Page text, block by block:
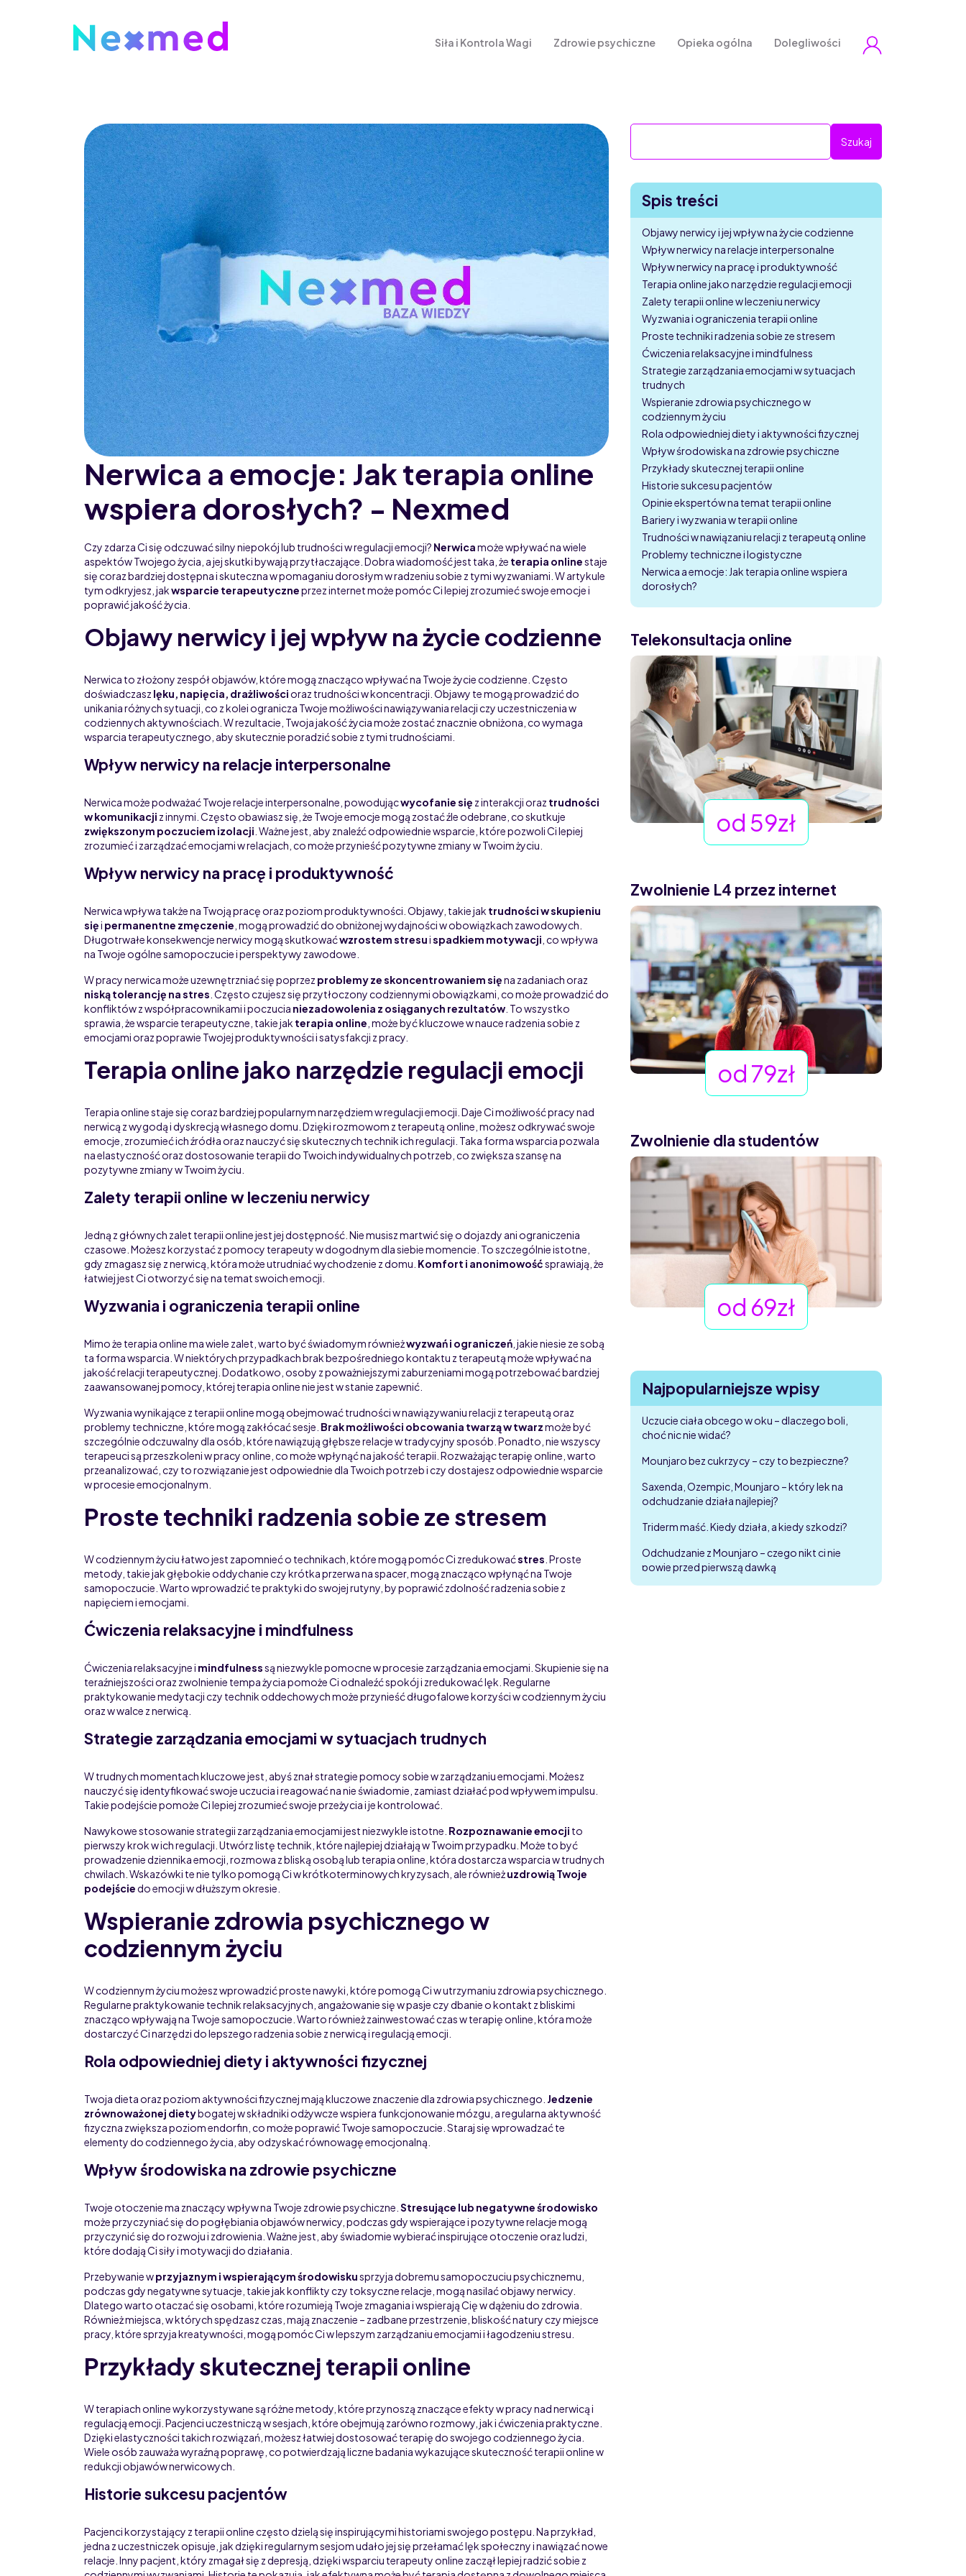
Siła i Kontrola Wagi Zdrowie psychiczne Opieka ogólna Dolegliwości
Nerwica a emocje: Jak terapia online
wspiera dorosłych? - Nexmed
Czy zdarza Ci się odczuwać silny niepokój lub trudności w regulacji emocji? Nerwicamoże wpływać na wiele
aspektów Twojego życia, a jej skutki bywają przytłaczające. Dobra wiadomość jest taka, że terapia onlinestaje
się coraz bardziej dostępna i skuteczna w pomaganiu dorosłym w radzeniu sobie z tymi wyzwaniami. W artykule
tym odkryjesz, jakwsparcie terapeutyczneprzez internet może pomóc Ci lepiej zrozumieć swoje emocje i
poprawić jakość życia.
Objawy nerwicy i jej wpływ na życie codzienne
Nerwica to złożony zespół objawów, które mogą znacząco wpływać na Twoje życie codzienne. Często
doświadczasz lęku, napięcia, drażliwościoraz trudności w koncentracji. Objawy te mogą prowadzić do
unikania różnych sytuacji, co z kolei ogranicza Twoje możliwości nawiązywania relacji czy uczestniczenia w
codziennych aktywnościach. W rezultacie, Twoja jakość życia może zostać znacznie obniżona, co wymaga
wsparcia terapeutycznego, aby skutecznie poradzić sobie z tymi trudnościami.
Wpływ nerwicy na relacje interpersonalne
Nerwica może podważać Twoje relacje interpersonalne, powodującwycofanie się z interakcji oraz trudności
w komunikacji z innymi. Często obawiasz się, że Twoje emocje mogą zostać źle odebrane, co skutkuje
zwiększonym poczuciem izolacji . Ważne jest, aby znaleźć odpowiednie wsparcie, które pozwoli Ci lepiej
zrozumieć i zarządzać emocjami w relacjach, co może przynieść pozytywne zmiany w Twoim życiu.
Wpływ nerwicy na pracę i produktywność
Nerwica wpływa także na Twoją pracę oraz poziom produktywności. Objawy, takie jak trudności w skupieniu
sięi permanentne zmęczenie , mogą prowadzić do obniżonej wydajności w obowiązkach zawodowych.
Długotrwałe konsekwencje nerwicy mogą skutkowaćwzrostem stresuispadkiem motywacji , co wpływa
na Twoje ogólne samopoczucie i perspektywy zawodowe.
W pracy nerwica może uzewnętrzniać się poprzez problemy ze skoncentrowaniem sięna zadaniach oraz
niską tolerancję na stres . Często czujesz się przytłoczony codziennymi obowiązkami, co może prowadzić do
konfliktów z współpracownikami i poczucia niezadowolenia z osiąganych rezultatów . To wszystko
sprawia, że wsparcie terapeutyczne, takie jak terapia online , może być kluczowe w nauce radzenia sobie z
emocjami oraz poprawie Twojej produktywności i satysfakcji z pracy.
Terapia online jako narzędzie regulacji emocji
Terapia online staje się coraz bardziej popularnym narzędziem w regulacji emocji. Daje Ci możliwość pracy nad
nerwicą z wygodą i dyskrecją własnego domu. Dzięki rozmowom z terapeutą online, możesz odkrywać swoje
emocje, zrozumieć ich źródła oraz nauczyć się skutecznych technik ich regulacji. Taka forma wsparcia pozwala
na elastyczność oraz dostosowanie terapii do Twoich indywidualnych potrzeb, co zwiększa szansę na
pozytywne zmiany w Twoim życiu.
Zalety terapii online w leczeniu nerwicy
Jedną z głównych zalet terapii online jest jej dostępność. Nie musisz martwić się o dojazdy ani ograniczenia
czasowe. Możesz korzystać z pomocy terapeuty w dogodnym dla siebie momencie. To szczególnie istotne,
gdy zmagasz się z nerwicą, która może utrudniać wychodzenie z domu. Komfort i anonimowośćsprawiają, że
łatwiej jest Ci otworzyć się na temat swoich emocji.
Wyzwania i ograniczenia terapii online
Mimo że terapia online ma wiele zalet, warto być świadomym równieżwyzwań i ograniczeń , jakie niesie ze sobą
ta forma wsparcia. W niektórych przypadkach brak bezpośredniego kontaktu z terapeutą może wpływać na
jakość relacji terapeutycznej. Dodatkowo, osoby z poważniejszymi zaburzeniami mogą potrzebować bardziej
zaawansowanej pomocy, której terapia online nie jest w stanie zapewnić.
Wyzwania wynikające z terapii online mogą obejmować trudności w nawiązywaniu relacji z terapeutą oraz
problemy techniczne, które mogą zakłócać sesje. Brak możliwości obcowania twarzą w twarzmoże być
szczególnie odczuwalny dla osób, które nawiązują głębsze relacje w tradycyjny sposób. Ponadto, nie wszyscy
terapeuci są przeszkoleni w pracy online, co może wpłynąć na jakość terapii. Rozważając terapię online, warto
przeanalizować, czy to rozwiązanie jest odpowiednie dla Twoich potrzeb i czy dostajesz odpowiednie wsparcie
w procesie emocjonalnym.
Proste techniki radzenia sobie ze stresem
W codziennym życiu łatwo jest zapomnieć o technikach, które mogą pomóc Ci zredukowaćstres . Proste
metody, takie jak głębokie oddychanie czy krótka przerwa na spacer, mogą znacząco wpłynąć na Twoje
samopoczucie. Warto wprowadzić te praktyki do swojej rutyny, by poprawić zdolność radzenia sobie z
napięciem i emocjami.
Ćwiczenia relaksacyjne i mindfulness
Ćwiczenia relaksacyjne i mindfulnesssą niezwykle pomocne w procesie zarządzania emocjami. Skupienie się na
teraźniejszości oraz zwolnienie tempa życia pomoże Ci odnaleźć spokój i zredukować lęk. Regularne
praktykowanie medytacji czy technik oddechowych może przynieść długofalowe korzyści w codziennym życiu
oraz w walce z nerwicą.
Strategie zarządzania emocjami w sytuacjach trudnych
W trudnych momentach kluczowe jest, abyś znał strategie pomocy sobie w zarządzaniu emocjami. Możesz
nauczyć się identyfikować swoje uczucia i reagować na nie świadomie, zamiast działać pod wpływem impulsu.
Takie podejście pomoże Ci lepiej zrozumieć swoje przeżycia i je kontrolować.
Nawykowe stosowanie strategii zarządzania emocjami jest niezwykle istotne. Rozpoznawanie emocji to
pierwszy krok w ich regulacji. Utwórz listę technik, które najlepiej działają w Twoim przypadku. Może to być
prowadzenie dziennika emocji, rozmowa z bliską osobą lub terapia online, która dostarcza wsparcia w trudnych
chwilach. Wskazówki te nie tylko pomogą Ci w krótkoterminowych kryzysach, ale równieżuzdrowią Twoje
podejściedo emocji w dłuższym okresie.
Wspieranie zdrowia psychicznego w
codziennym życiu
W codziennym życiu możesz wprowadzić proste nawyki, które pomogą Ci w utrzymaniu zdrowia psychicznego.
Regularne praktykowanie technik relaksacyjnych, angażowanie się w pasje czy dbanie o kontakt z bliskimi
znacząco wpływają na Twoje samopoczucie. Warto również zainwestować czas w terapię online, która może
dostarczyć Ci narzędzi do lepszego radzenia sobie z nerwicą i regulacją emocji.
Rola odpowiedniej diety i aktywności fizycznej
Twoja dieta oraz poziom aktywności fizycznej mają kluczowe znaczenie dla zdrowia psychicznego. Jedzenie
zrównoważonej dietybogatej w składniki odżywcze wspiera funkcjonowanie mózgu, a regularna aktywność
fizyczna zwiększa poziom endorfin, co może poprawić Twoje samopoczucie. Staraj się wprowadzać te
elementy do codziennego życia, aby odzyskać równowagę emocjonalną.
Wpływ środowiska na zdrowie psychiczne
Twoje otoczenie ma znaczący wpływ na Twoje zdrowie psychiczne. Stresujące lub negatywne środowisko
może przyczyniać się do pogłębiania objawów nerwicy, podczas gdy wspierające i pozytywne relacje mogą
przyczynić się do rozwoju i zdrowienia. Ważne jest, aby świadomie wybierać inspirujące otoczenie oraz ludzi,
które dodają Ci siły i motywacji do działania.
Przebywanie wprzyjaznym i wspierającym środowiskusprzyja dobremu samopoczuciu psychicznemu,
podczas gdy negatywne sytuacje, takie jak konflikty czy toksyczne relacje, mogą nasilać objawy nerwicy.
Dlatego warto otaczać się osobami, które rozumieją Twoje zmagania i wspierają Cię w dążeniu do zdrowia.
Również miejsca, w których spędzasz czas, mają znaczenie – zadbane przestrzenie, bliskość natury czy miejsce
pracy, które sprzyja kreatywności, mogą pomóc Ci w lepszym zarządzaniu emocjami i łagodzeniu stresu.
Przykłady skutecznej terapii online
W terapiach online wykorzystywane są różne metody, które przynoszą znaczące efekty w pracy nad nerwicą i
regulacją emocji. Pacjenci uczestniczą w sesjach, które obejmują zarówno rozmowy, jak i ćwiczenia praktyczne.
Dzięki elastyczności takich rozwiązań, możesz łatwiej dostosować terapię do swojego codziennego życia.
Wiele osób zauważa wyraźną poprawę, co potwierdzają liczne badania wykazujące skuteczność terapii online w
redukcji objawów nerwicowych.
Historie sukcesu pacjentów
Pacjenci korzystający z terapii online często dzielą się inspirującymi historiami swojego postępu. Na przykład,
jedna z uczestniczek opisuje, jak dzięki regularnym sesjom udało jej się przełamać lęk społeczny i nawiązać nowe
relacje. Inny pacjent, który zmagał się z depresją, dzięki wsparciu terapeuty online zaczął lepiej radzić sobie z
Spis treści
Objawy nerwicy i jej wpływ na życie codzienne
Wpływ nerwicy na relacje interpersonalne
Wpływ nerwicy na pracę i produktywność
Terapia online jako narzędzie regulacji emocji
Zalety terapii online w leczeniu nerwicy
Wyzwania i ograniczenia terapii online
Proste techniki radzenia sobie ze stresem
Ćwiczenia relaksacyjne i mindfulness
Strategie zarządzania emocjami w sytuacjach
trudnych
Wspieranie zdrowia psychicznego w
codziennym życiu
Rola odpowiedniej diety i aktywności fizycznej
Wpływ środowiska na zdrowie psychiczne
Przykłady skutecznej terapii online
Historie sukcesu pacjentów
Opinie ekspertów na temat terapii online
Bariery i wyzwania w terapii online
Trudności w nawiązaniu relacji z terapeutą online
Problemy techniczne i logistyczne
Nerwica a emocje: Jak terapia online wspiera
dorosłych?
Telekonsultacja online
od 59zł
Zwolnienie L4 przez internet
od 79zł
Zwolnienie dla studentów
od 69zł
Najpopularniejsze wpisy
Uczucie ciała obcego w oku – dlaczego boli,
choć nic nie widać?
Mounjaro bez cukrzycy – czy to bezpieczne?
Saxenda, Ozempic, Mounjaro – który lek na
odchudzanie działa najlepiej?
Triderm maść. Kiedy działa, a kiedy szkodzi?
Odchudzanie z Mounjaro – czego nikt ci nie
powie przed pierwszą dawką